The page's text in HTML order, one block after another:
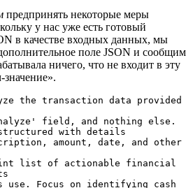
предпринять некоторые меры
у нас уже есть готовый
в качестве входных данных, мы
поле JSON и сообщим
ничего, что не входит в эту
the transaction data provided
field, and nothing else.
with details
amount, date, and other
list of actionable financial
Focus on identifying cash